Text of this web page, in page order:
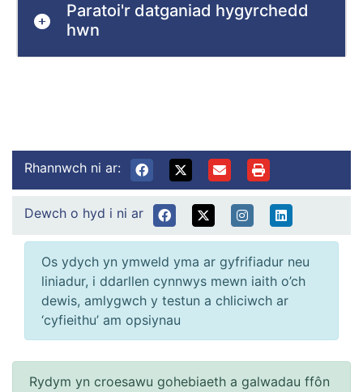
Paratoi'r datganiad hygyrchedd
hwn
Rhannwch ni ar:
Dewch o hyd i ni ar
Os ydych yn ymweld yma ar gyfrifiadur neu
liniadur, i ddarllen cynnwys mewn iaith o’ch
dewis, amlygwch y testun a chliciwch ar
‘cyfieithu’ am opsiynau
Rydym yn croesawu gohebiaeth a galwadau ffôn